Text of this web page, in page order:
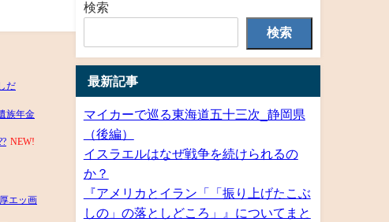
検索
検索
最新記事
マイカーで巡る東海道五十三次_静岡県
（後編）
イスラエルはなぜ戦争を続けられるの
か？
『アメリカとイラン「「振り上げたこぶ
しの」の落としどころ」』についてまと